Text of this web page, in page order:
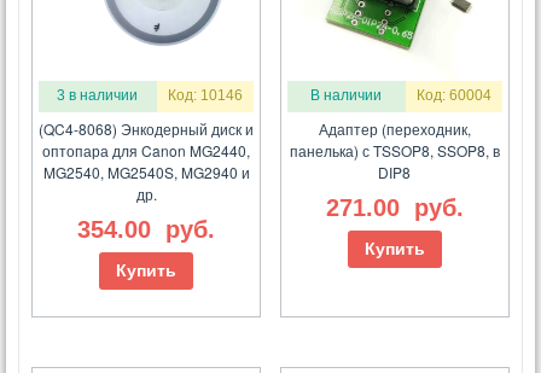
3 в наличии Код: 10146
(QC4-8068) Энкодерный диск и
оптопара для Canon MG2440,
MG2540, MG2540S, MG2940 и
др.
354.00 руб.
Купить
В наличии Код: 60004
Адаптер (переходник,
панелька) с TSSOP8, SSOP8, в
DIP8
271.00 руб.
Купить